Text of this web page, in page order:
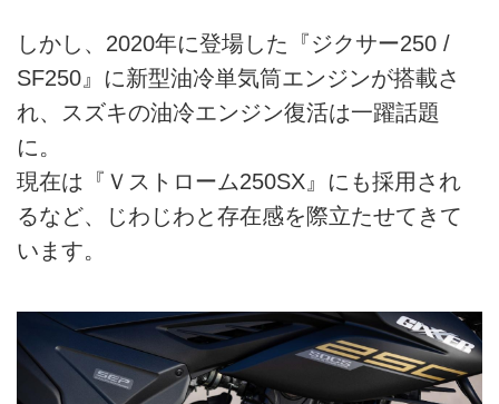
しかし、2020年に登場した『ジクサー250 /
SF250』に新型油冷単気筒エンジンが搭載さ
れ、スズキの油冷エンジン復活は一躍話題
に。
現在は『Ｖストローム250SX』にも採用され
るなど、じわじわと存在感を際立たせてきて
います。